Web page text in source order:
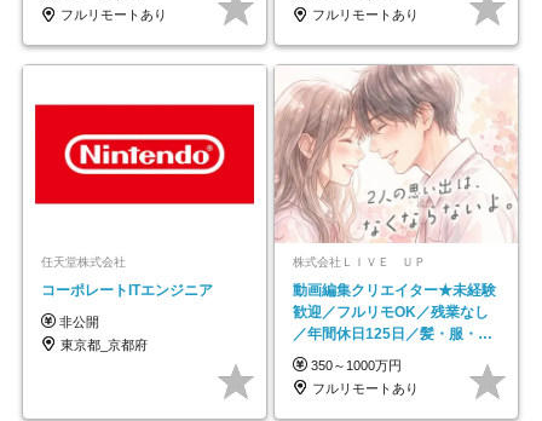
フルリモートあり
フルリモートあり
任天堂株式会社
コーポレートITエンジニア
非公開
東京都_京都府
株式会社ＬＩＶＥ ＵＰ
動画編集クリエイター★未経験
歓迎／フルリモOK／残業なし
／年間休日125日／髪・服・ネ
イル自由／研修充実で安心
350～1000万円
フルリモートあり